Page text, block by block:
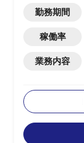
勤務期間
稼働率
業務内容